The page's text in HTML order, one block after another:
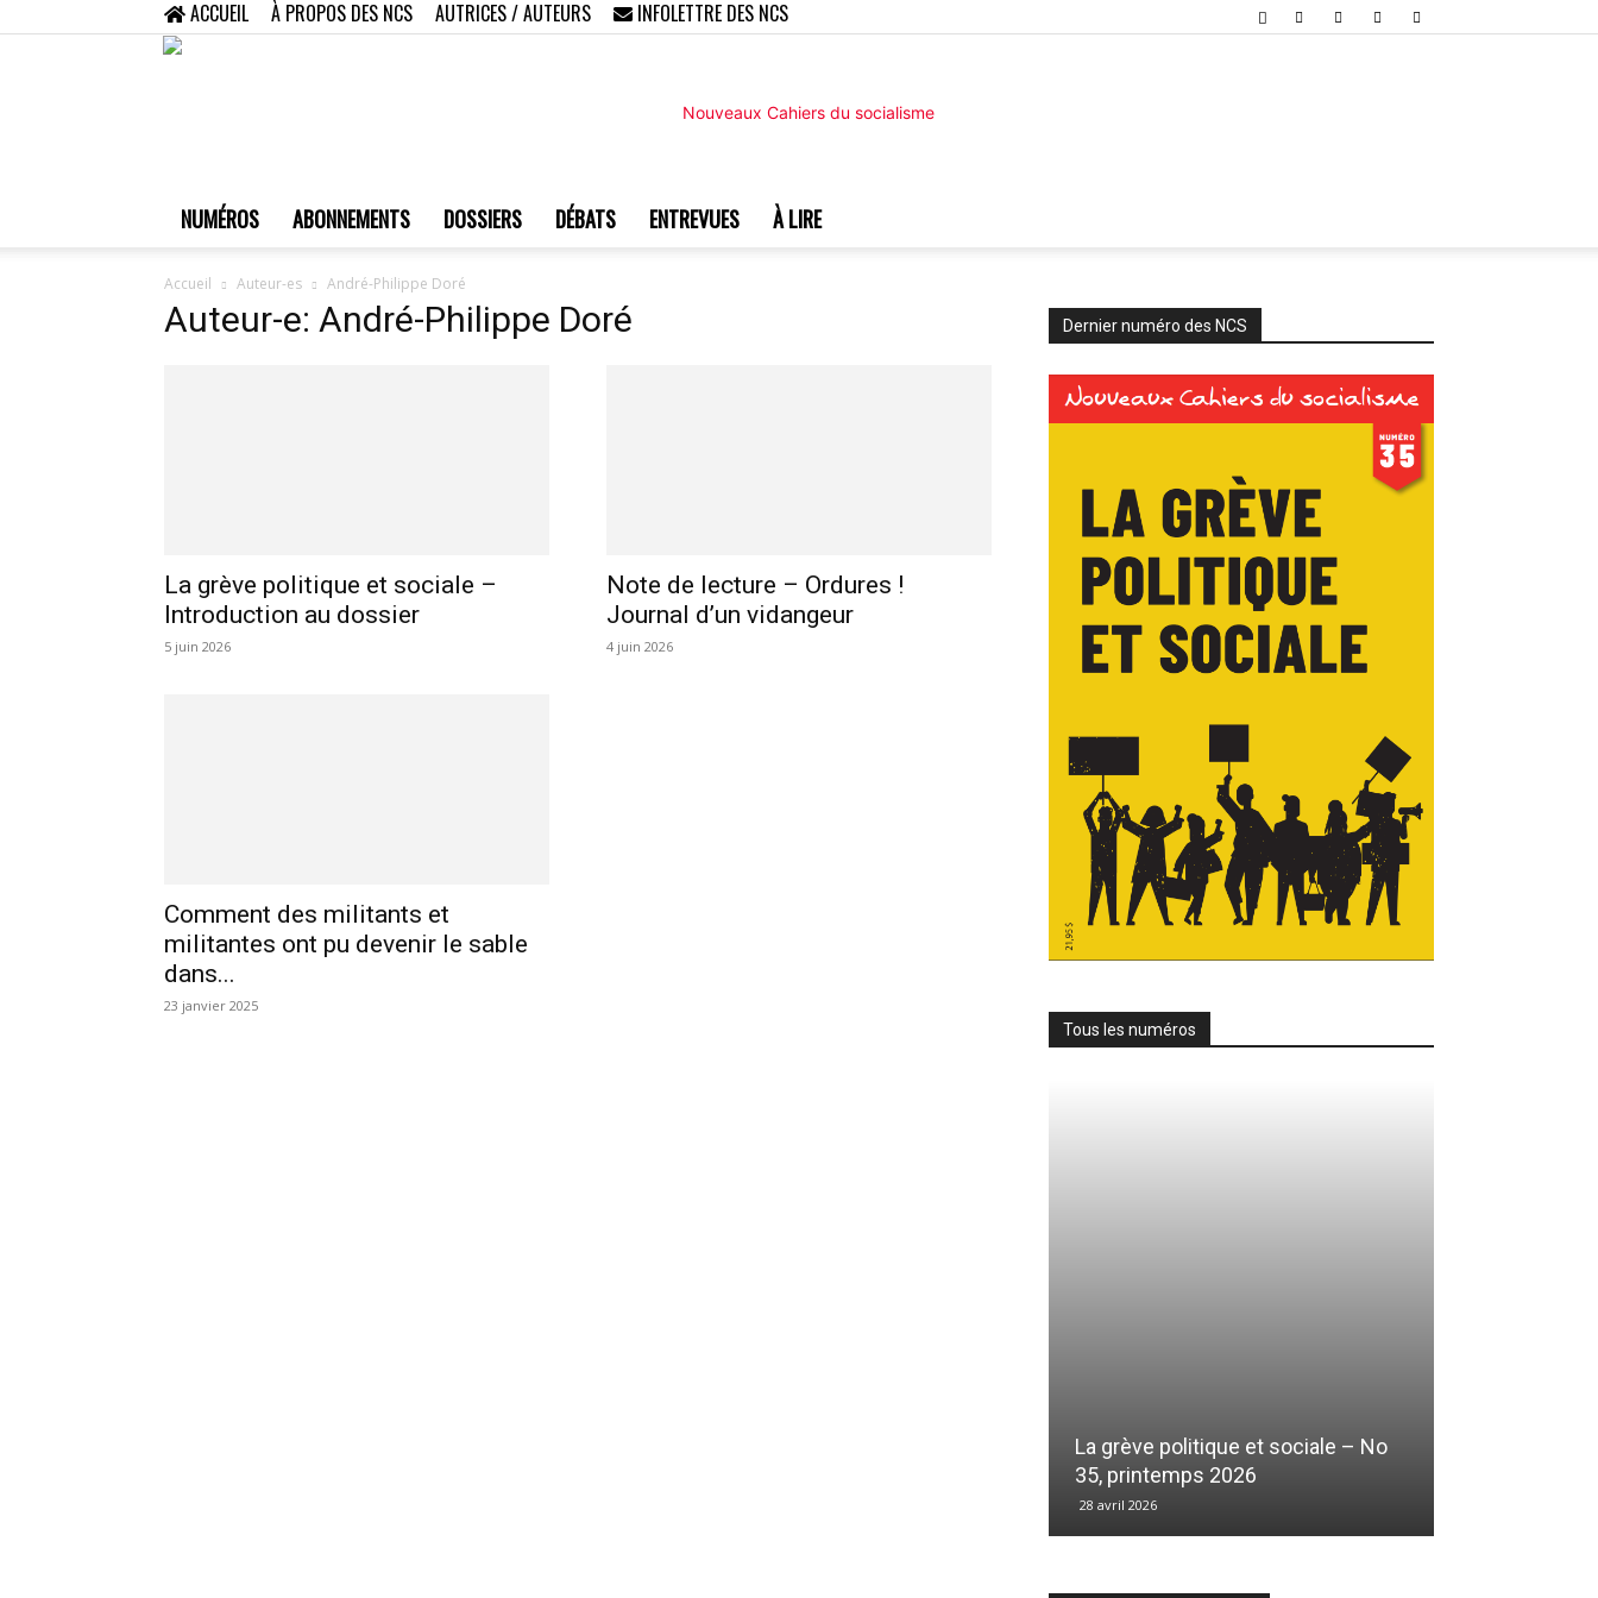
ACCUEIL À PROPOS DES NCS AUTRICES / AUTEURS INFOLETTRE DES NCS
du
NUMÉROS ABONNEMENTS DOSSIERS DÉBATS ENTREVUES À LIRE
Accueil Auteur-es André-Philippe Doré
Auteur-e: André-Philippe Doré
La grève politique et sociale –
Introduction au dossier
5 juin 2026
Note de lecture – Ordures !
Journal d’un vidangeur
4 juin 2026
Comment des militants et
militantes ont pu devenir le sable
dans...
23 janvier 2025
Dernier numéro des NCS
Tous les numéros
La grève politique et sociale – No
35, printemps 2026
28 avril 2026